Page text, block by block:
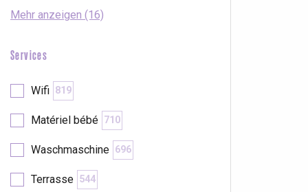
Mehr anzeigen (16)
Services
Wifi 819
Matériel bébé 710
Waschmaschine 696
Terrasse 544